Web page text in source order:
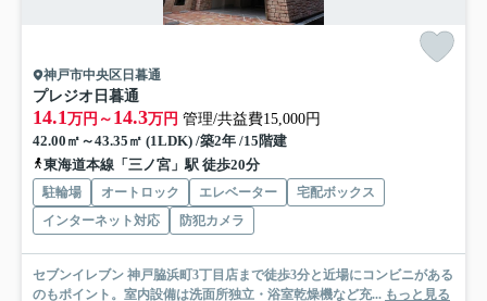
神戸市中央区日暮通
プレジオ日暮通
14.1万円～ 14.3万円 管理/共益費15,000円
42.00㎡～43.35㎡ (1LDK) /築2年 /15階建
東海道本線「三ノ宮」駅 徒歩20分
駐輪場 オートロック エレベーター
宅配ボックス
インターネット対応
防犯カメラ
セブンイレブン 神戸脇浜町3丁目店まで徒歩3分と近場にコンビニがある
のもポイント。室内設備は洗面所独立・浴室乾燥機など充... もっと見る